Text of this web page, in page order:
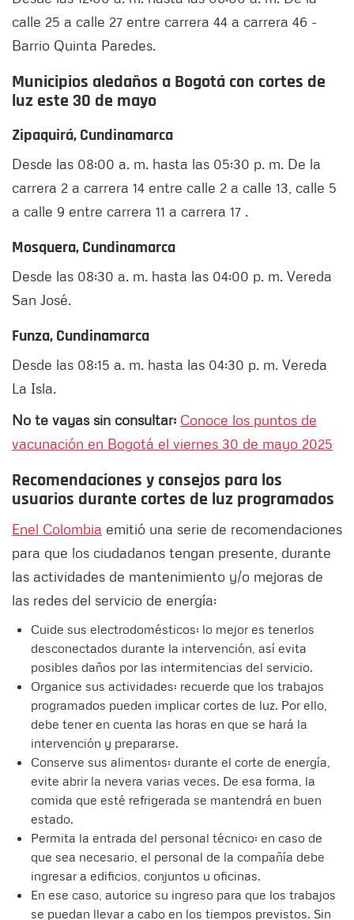
calle 25 a calle 27 entre carrera 44 a carrera 46 -
Barrio Quinta Paredes.
Municipios aledaños a Bogotá con cortes de
luz este 30 de mayo
Zipaquirá, Cundinamarca
Desde las 08:00 a. m. hasta las 05:30 p. m. De la
carrera 2 a carrera 14 entre calle 2 a calle 13, calle 5
a calle 9 entre carrera 11 a carrera 17 .
Mosquera, Cundinamarca
Desde las 08:30 a. m. hasta las 04:00 p. m. Vereda
San José.
Funza, Cundinamarca
Desde las 08:15 a. m. hasta las 04:30 p. m. Vereda
La Isla.
No te vayas sin consultar: Conoce los puntos de
vacunación en Bogotá el viernes 30 de mayo 2025
Recomendaciones y consejos para los
usuarios durante cortes de luz programados
Enel Colombia emitió una serie de recomendaciones
para que los ciudadanos tengan presente, durante
las actividades de mantenimiento y/o mejoras de
las redes del servicio de energía:
Cuide sus electrodomésticos: lo mejor es tenerlos
desconectados durante la intervención, así evita
posibles daños por las intermitencias del servicio.
Organice sus actividades: recuerde que los trabajos
programados pueden implicar cortes de luz. Por ello,
debe tener en cuenta las horas en que se hará la
intervención y prepararse.
Conserve sus alimentos: durante el corte de energía,
evite abrir la nevera varias veces. De esa forma, la
comida que esté refrigerada se mantendrá en buen
estado.
Permita la entrada del personal técnico: en caso de
que sea necesario, el personal de la compañía debe
ingresar a edificios, conjuntos u oficinas.
En ese caso, autorice su ingreso para que los trabajos
se puedan llevar a cabo en los tiempos previstos. Sin